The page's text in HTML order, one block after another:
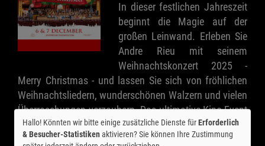
In dieser festlichen Jahreszeit
beginnt die Magie auf der
großen Leinwand. Erleben Sie
Andre Rieu mit seinem
Weihnachtskonzert 2025 -
Merry Christmas - und lassen Sie sich von fröhlichen
Weihnachtsliedern, wunderschönen Walzern und vielen
Überraschungen verzaubern. Das ultimative Kino-Event
zur Weihnachtszeit!
Hallo! Könnten wir bitte einige zusätzliche Dienste fürErforderlich
& Besucher-Statistikenaktivieren? Sie können Ihre Zustimmung